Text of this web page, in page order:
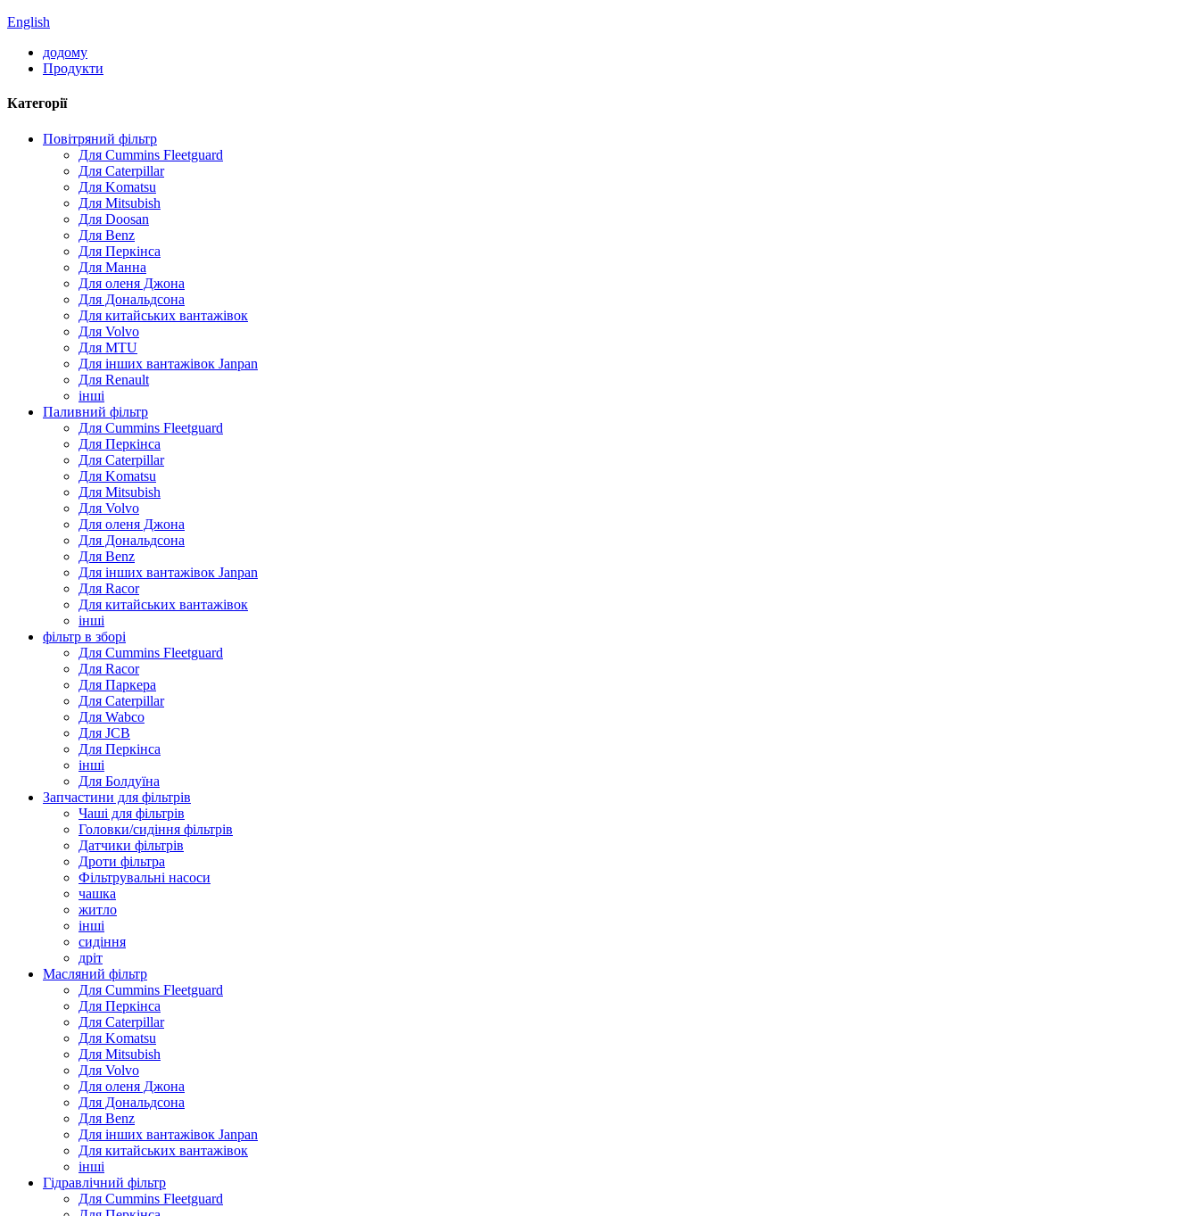
English
додому
Продукти
Категорії
Повітряний фільтр
Для Cummins Fleetguard
Для Caterpillar
Для Komatsu
Для Mitsubish
Для Doosan
Для Benz
Для Перкінса
Для Манна
Для оленя Джона
Для Дональдсона
Для китайських вантажівок
Для Volvo
Для MTU
Для інших вантажівок Janpan
Для Renault
інші
Паливний фільтр
Для Cummins Fleetguard
Для Перкінса
Для Caterpillar
Для Komatsu
Для Mitsubish
Для Volvo
Для оленя Джона
Для Дональдсона
Для Benz
Для інших вантажівок Janpan
Для Racor
Для китайських вантажівок
інші
фільтр в зборі
Для Cummins Fleetguard
Для Racor
Для Паркера
Для Caterpillar
Для Wabco
Для JCB
Для Перкінса
інші
Для Болдуїна
Запчастини для фільтрів
Чаші для фільтрів
Головки/сидіння фільтрів
Датчики фільтрів
Дроти фільтра
Фільтрувальні насоси
чашка
житло
інші
сидіння
дріт
Масляний фільтр
Для Cummins Fleetguard
Для Перкінса
Для Caterpillar
Для Komatsu
Для Mitsubish
Для Volvo
Для оленя Джона
Для Дональдсона
Для Benz
Для інших вантажівок Janpan
Для китайських вантажівок
інші
Гідравлічний фільтр
Для Cummins Fleetguard